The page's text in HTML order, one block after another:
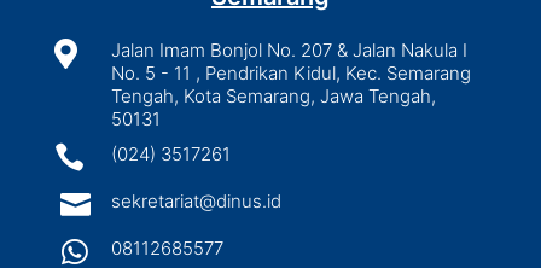

Jalan Imam Bonjol No. 207 & Jalan Nakula I
No. 5 - 11 , Pendrikan Kidul, Kec. Semarang
Tengah, Kota Semarang, Jawa Tengah,
50131
 (024) 3517261
 sekretariat@dinus.id
 08112685577